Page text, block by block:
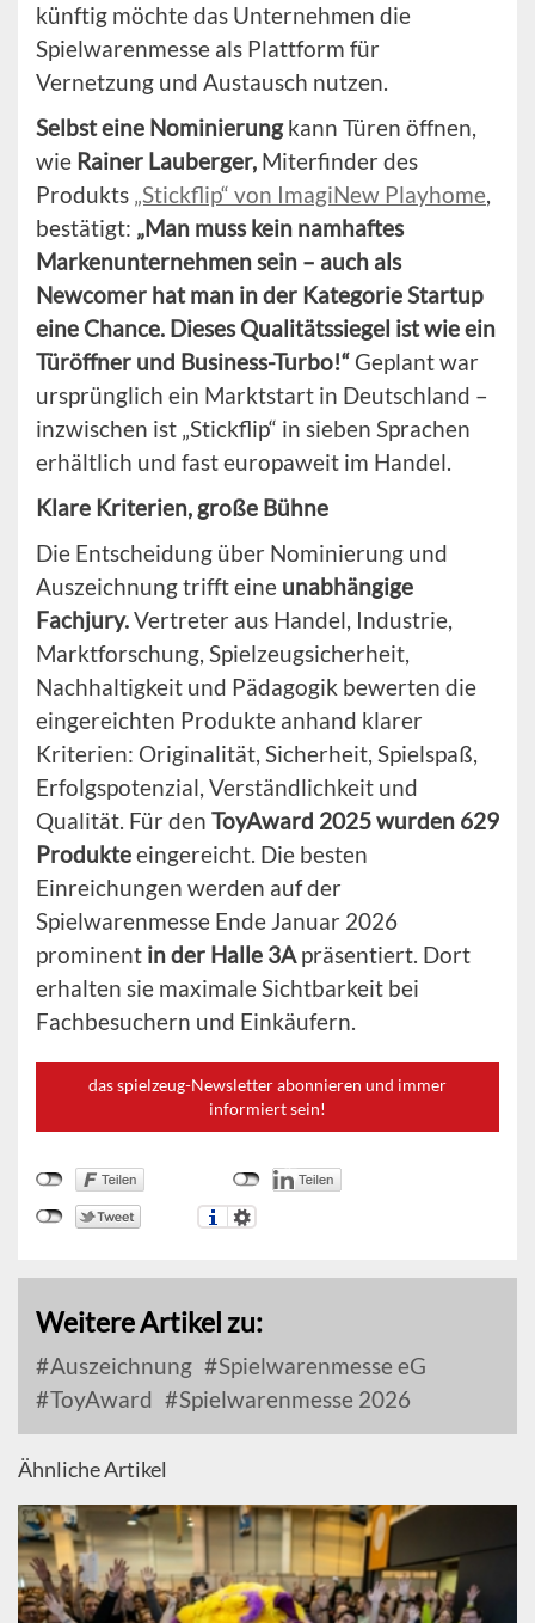
künftig möchte das Unternehmen die
Spielwarenmesse als Plattform für
Vernetzung und Austausch nutzen.
Selbst eine Nominierungkann Türen öffnen,
wie Rainer Lauberger, Miterfinder des
Produkts „Stickflip“ von ImagiNew Playhome,
bestätigt: „Man muss kein namhaftes
Markenunternehmen sein – auch als
Newcomer hat man in der Kategorie Startup
eine Chance. Dieses Qualitätssiegel ist wie ein
Türöffner und Business-Turbo!“ Geplant war
ursprünglich ein Marktstart in Deutschland –
inzwischen ist „Stickflip“ in sieben Sprachen
erhältlich und fast europaweit im Handel.
Klare Kriterien, große Bühne
Die Entscheidung über Nominierung und
Auszeichnung trifft eine unabhängige
Fachjury.Vertreter aus Handel, Industrie,
Marktforschung, Spielzeugsicherheit,
Nachhaltigkeit und Pädagogik bewerten die
eingereichten Produkte anhand klarer
Kriterien: Originalität, Sicherheit, Spielspaß,
Erfolgspotenzial, Verständlichkeit und
Qualität. Für den ToyAward 2025 wurden 629
Produkteeingereicht. Die besten
Einreichungen werden auf der
Spielwarenmesse Ende Januar 2026
prominent in der Halle 3Apräsentiert. Dort
erhalten sie maximale Sichtbarkeit bei
Fachbesuchern und Einkäufern.
das spielzeug-Newsletter abonnieren und immer
informiert sein!
Weitere Artikel zu:
Auszeichnung
Spielwarenmesse eG
ToyAward
Spielwarenmesse 2026
Ähnliche Artikel